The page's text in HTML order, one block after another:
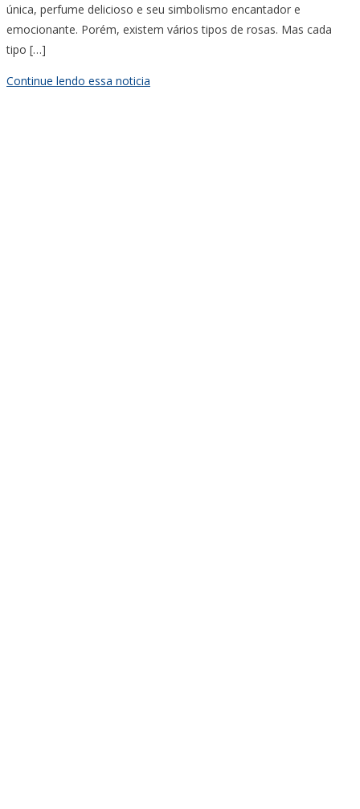
única, perfume delicioso e seu simbolismo encantador e
emocionante. Porém, existem vários tipos de rosas. Mas cada
tipo […]
Continue lendo essa noticia